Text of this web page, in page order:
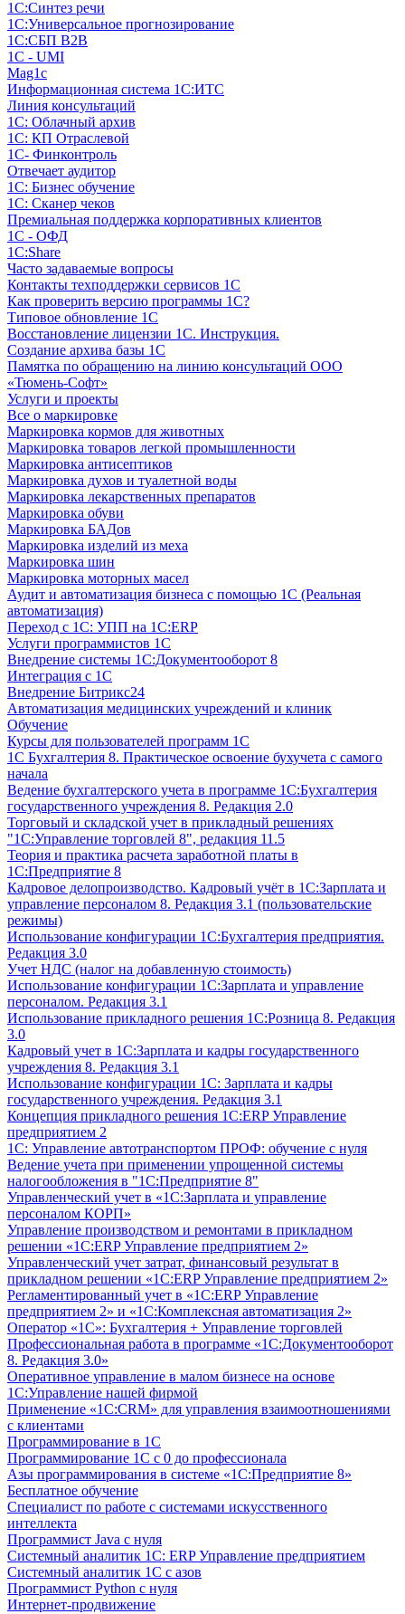
1С:Синтез речи
1С:Универсальное прогнозирование
1С:СБП B2B
1C - UMI
Mag1c
Информационная система 1С:ИТС
Линия консультаций
1С: Облачный архив
1С: КП Отраслевой
1С- Финконтроль
Отвечает аудитор
1С: Бизнес обучение
1С: Сканер чеков
Премиальная поддержка корпоративных клиентов
1С - ОФД
1С:Share
Часто задаваемые вопросы
Контакты техподдержки сервисов 1С
Как проверить версию программы 1С?
Типовое обновление 1С
Восстановление лицензии 1С. Инструкция.
Создание архива базы 1С
Памятка по обращению на линию консультаций ООО
«Тюмень-Софт»
Услуги и проекты
Все о маркировке
Маркировка кормов для животных
Маркировка товаров легкой промышленности
Маркировка антисептиков
Маркировка духов и туалетной воды
Маркировка лекарственных препаратов
Маркировка обуви
Маркировка БАДов
Маркировка изделий из меха
Маркировка шин
Маркировка моторных масел
Аудит и автоматизация бизнеса с помощью 1С (Реальная
автоматизация)
Переход с 1С: УПП на 1С:ERP
Услуги программистов 1С
Внедрение системы 1С:Документооборот 8
Интеграция с 1С
Внедрение Битрикс24
Автоматизация медицинских учреждений и клиник
Обучение
Курсы для пользователей программ 1С
1С Бухгалтерия 8. Практическое освоение бухучета с самого
начала
Ведение бухгалтерского учета в программе 1С:Бухгалтерия
государственного учреждения 8. Редакция 2.0
Торговый и складской учет в прикладный решениях
"1С:Управление торговлей 8", редакция 11.5
Теория и практика расчета заработной платы в
1С:Предприятие 8
Кадровое делопроизводство. Кадровый учёт в 1С:Зарплата и
управление персоналом 8. Редакция 3.1 (пользовательские
режимы)
Использование конфигурации 1С:Бухгалтерия предприятия.
Редакция 3.0
Учет НДС (налог на добавленную стоимость)
Использование конфигурации 1С:Зарплата и управление
персоналом. Редакция 3.1
Использование прикладного решения 1С:Розница 8. Редакция
3.0
Кадровый учет в 1С:Зарплата и кадры государственного
учреждения 8. Редакция 3.1
Использование конфигурации ‎1С: Зарплата и кадры
государственного учреждения. Редакция 3.1
Концепция прикладного решения 1С:ERP Управление
предприятием 2
1С: Управление автотранспортом ПРОФ: обучение с нуля
Ведение учета при применении упрощенной системы
налогообложения в "1С:Предприятие 8"
Управленческий учет в «1C:Зарплата и управление
персоналом КОРП»
Управление производством и ремонтами в прикладном
решении «1С:ERP Управление предприятием 2»
Управленческий учет затрат, финансовый результат в
прикладном решении «1С:ERP Управление предприятием 2»
Регламентированный учет в «1С:ERP Управление
предприятием 2» и «1С:Комплексная автоматизация 2»
Оператор «1С»: Бухгалтерия + Управление торговлей
Профессиональная работа в программе «1С:Документооборот
8. Редакция 3.0»
Оперативное управление в малом бизнесе на основе
1С:Управление нашей фирмой
Применение «1С:CRM» для управления взаимоотношениями
с клиентами
Программирование в 1С
Программирование 1С с 0 до профессионала
Азы программирования в системе «1С:Предприятие 8»
Бесплатное обучение
Специалист по работе с системами искусственного
интеллекта
Программист Java с нуля
Системный аналитик 1С: ERP Управление предприятием
Системный аналитик 1С с азов
Программист Python с нуля
Интернет-продвижение